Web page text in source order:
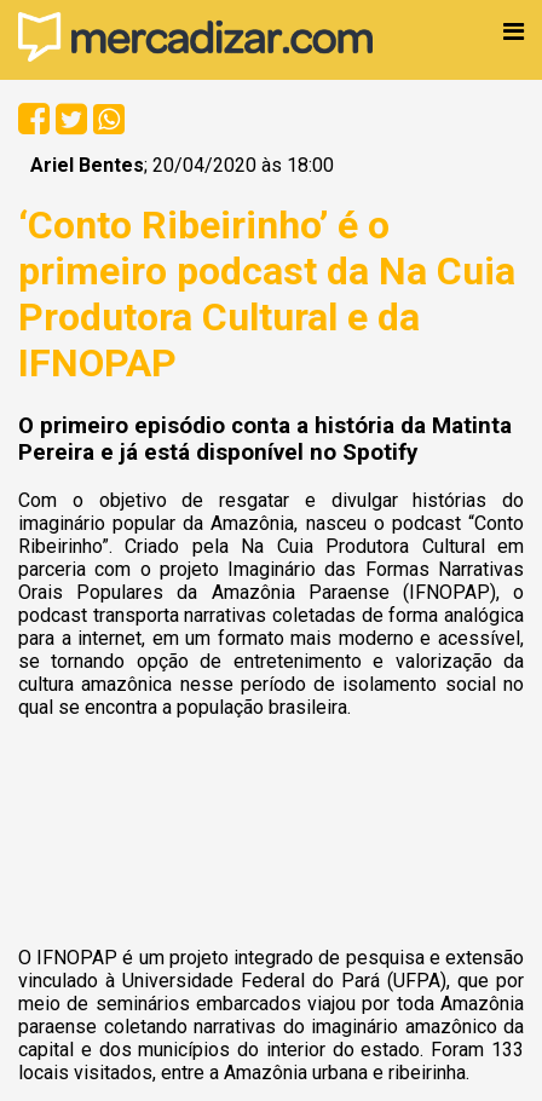
Ariel Bentes; 20/04/2020 às 18:00
‘Conto Ribeirinho’ é o
primeiro podcast da Na Cuia
Produtora Cultural e da
IFNOPAP
O primeiro episódio conta a história da Matinta
Pereira e já está disponível no Spotify
Com o objetivo de resgatar e divulgar histórias do
imaginário popular da Amazônia, nasceu o podcast “Conto
Ribeirinho”. Criado pela Na Cuia Produtora Cultural em
parceria com o projeto Imaginário das Formas Narrativas
Orais Populares da Amazônia Paraense (IFNOPAP), o
podcast transporta narrativas coletadas de forma analógica
para a internet, em um formato mais moderno e acessível,
se tornando opção de entretenimento e valorização da
cultura amazônica nesse período de isolamento social no
qual se encontra a população brasileira.
O IFNOPAP é um projeto integrado de pesquisa e extensão
vinculado à Universidade Federal do Pará (UFPA), que por
meio de seminários embarcados viajou por toda Amazônia
paraense coletando narrativas do imaginário amazônico da
capital e dos municípios do interior do estado. Foram 133
locais visitados, entre a Amazônia urbana e ribeirinha.